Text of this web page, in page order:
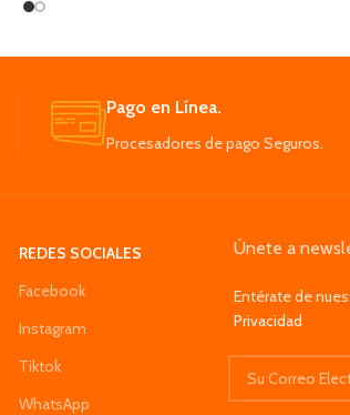
transportarlo o guardarlo en espacios
Ideal para personas que se independizan,
reducida.
Pago en Línea.
Procesadores de pago Seguros.
REDES SOCIALES
Facebook
Instagram
Tiktok
WhatsApp
Únete a
Entérate de
Privacidad